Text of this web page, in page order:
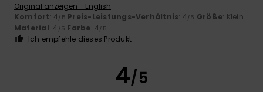
Original anzeigen - English
Komfort: 4/5 Preis-Leistungs-Verhältnis: 4/5 Größe: Klein
Material: 4 /5 Farbe: 4/5
Ich empfehle dieses Produkt
4/5